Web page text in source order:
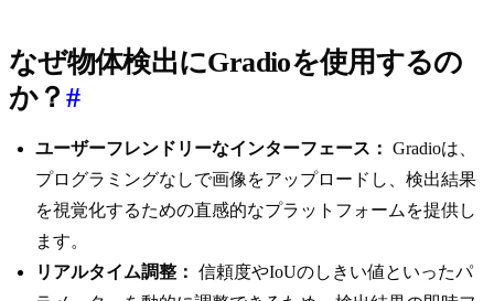
なぜ物体検出にGradioを使用するの
か？ #
ユーザーフレンドリーなインターフェース： Gradioは、
プログラミングなしで画像をアップロードし、検出結果
を視覚化するための直感的なプラットフォームを提供し
ます。
リアルタイム調整： 信頼度やIoUのしきい値といったパ